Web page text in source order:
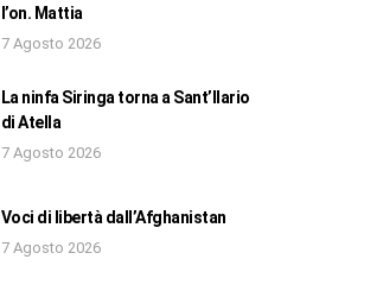
l’on. Mattia
7 Agosto 2026
La ninfa Siringa torna a Sant’Ilario
di Atella
7 Agosto 2026
Voci di libertà dall’Afghanistan
7 Agosto 2026